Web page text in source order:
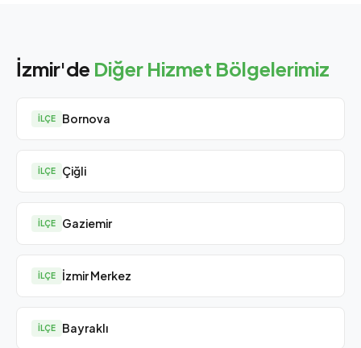
İzmir'de Diğer Hizmet Bölgelerimiz
İLÇE Bornova
İLÇE Çiğli
İLÇE Gaziemir
İLÇE İzmir Merkez
İLÇE Bayraklı